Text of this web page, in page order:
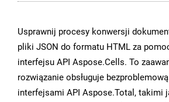
Usprawnij procesy konwersji
pliki JSON do formatu HTML za
interfejsu API Aspose.Cells. To
rozwiązanie obsługuje
interfejsami API Aspose.Total, takimi